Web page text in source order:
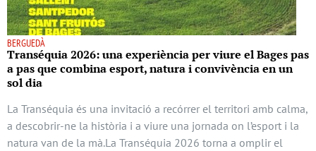
BERGUEDÀ
Transéquia 2026: una experiència per viure el Bages pas
a pas que combina esport, natura i convivència en un
sol dia
La Transéquia és una invitació a recórrer el territori amb calma,
a descobrir-ne la història i a viure una jornada on l’esport i la
natura van de la mà.La Transéquia 2026 torna a omplir el